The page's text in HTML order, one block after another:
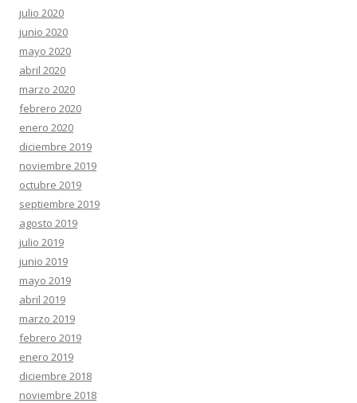
julio 2020
junio 2020
mayo 2020
abril 2020
marzo 2020
febrero 2020
enero 2020
diciembre 2019
noviembre 2019
octubre 2019
septiembre 2019
agosto 2019
julio 2019
junio 2019
mayo 2019
abril 2019
marzo 2019
febrero 2019
enero 2019
diciembre 2018
noviembre 2018